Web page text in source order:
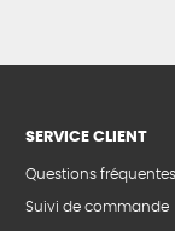
SERVICE CLIENT
Questions fréquentes
Suivi de commande